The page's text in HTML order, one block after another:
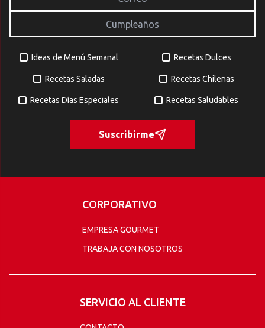
Ideas de Menú Semanal Recetas Dulces
Recetas Saladas Recetas Chilenas
Recetas Días Especiales Recetas Saludables
Suscribirme
CORPORATIVO
EMPRESA GOURMET
TRABAJA CON NOSOTROS
SERVICIO AL CLIENTE